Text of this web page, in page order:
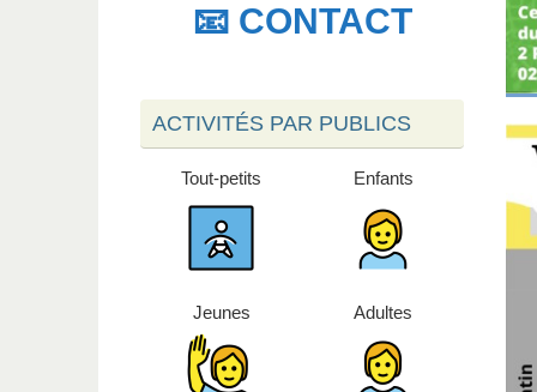
📧 CONTACT
ACTIVITÉS PAR PUBLICS
Tout-petits Enfants
Jeunes Adultes